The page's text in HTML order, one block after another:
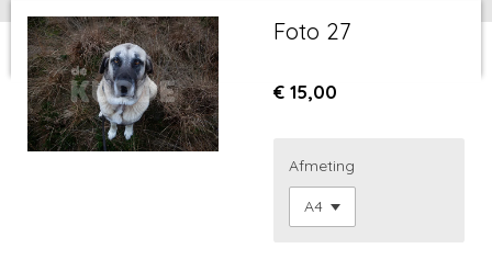
Foto 27
€ 15,00
Afmeting